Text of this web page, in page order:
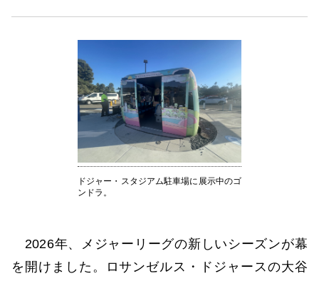
ドジャー・スタジアム駐車場に展示中のゴ
ンドラ。
2026年、メジャーリーグの新しいシーズンが幕
を開けました。ロサンゼルス・ドジャースの大谷